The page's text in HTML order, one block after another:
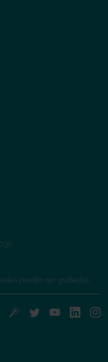
pueden ser grabadas.